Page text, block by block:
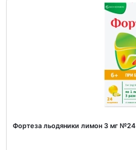
Фортеза льодяники лимон 3 мг №24